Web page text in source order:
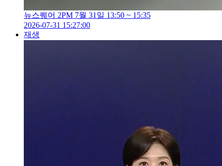
뉴스퀘어 2PM 7월 31일 13:50 ~ 15:35
2026-07-31 15:27:00
재생